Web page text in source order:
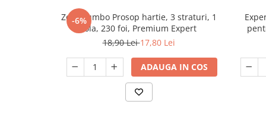
-6%
Zewa Jumbo Prosop hartie, 3 straturi, 1
rola, 230 foi, Premium Expert
18,90 Lei17,80 Lei
ADAUGA IN COS